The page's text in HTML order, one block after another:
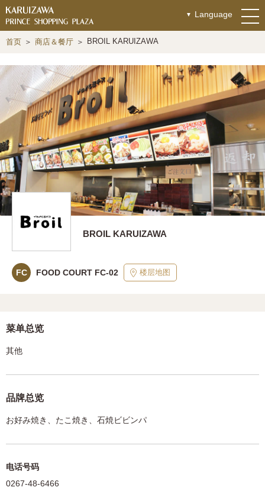
Language
首页 商店＆餐厅 BROIL KARUIZAWA
BROIL KARUIZAWA
FC FOOD COURT FC-02 楼层地图
菜单总览
其他
品牌总览
お好み焼き、たこ焼き、石焼ビビンパ
电话号码
0267-48-6466